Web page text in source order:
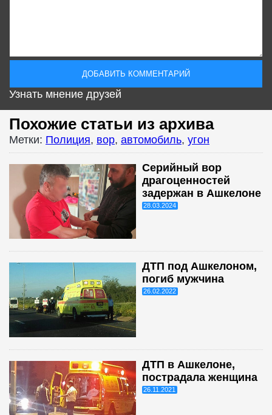
Узнать мнение друзей
Похожие статьи из архива
Метки: Полиция, вор, автомобиль, угон
Серийный вор
драгоценностей
задержан в Ашкелоне
28.03.2024
ДТП под Ашкелоном,
погиб мужчина
26.02.2022
ДТП в Ашкелоне,
пострадала женщина
26.11.2021